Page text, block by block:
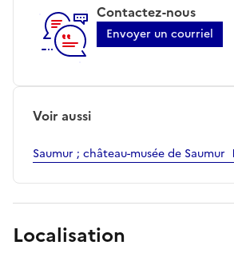
Contactez-nous
Envoyer un courriel
Voir aussi
Saumur ; château-musée de Saumur
Localisation